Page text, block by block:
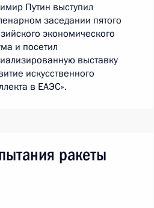
Путин выступил
заседании пятого
экономического
и посетил
выставку
искусственного
в ЕАЭС».
ракеты